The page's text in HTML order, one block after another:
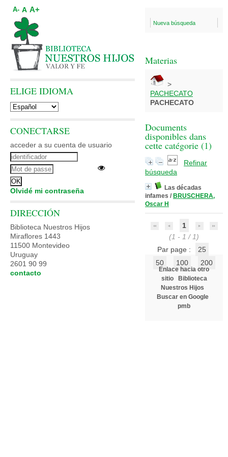
Nueva búsqueda
Materias
>
PACHECATO
PACHECATO
Documents
disponibles dans
cette catégorie (1)
Refinar
búsqueda
Las décadas
infames / BRUSCHERA,
Oscar H
1
(1 - 1 / 1)
Par page :
25
50
100 200
Enlace hacia otro
sitio
Biblioteca
Nuestros Hijos
Buscar en Google
pmb
A- A A+
ELIGE IDIOMA
CONECTARSE
acceder a su cuenta de usuario
Olvidé mi contraseña
DIRECCIÓN
Biblioteca Nuestros Hijos
Miraflores 1443
11500 Montevideo
Uruguay
2601 90 99
contacto